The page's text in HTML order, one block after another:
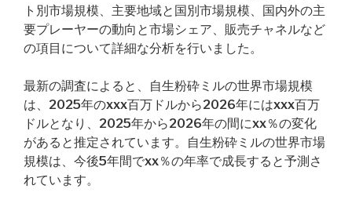
ト別市場規模、主要地域と国別市場規模、国内外の主
要プレーヤーの動向と市場シェア、販売チャネルなど
の項目について詳細な分析を行いました。
最新の調査によると、自生粉砕ミルの世界市場規模
は、2025年のxxx百万ドルから2026年にはxxx百万
ドルとなり、2025年から2026年の間にxx％の変化
があると推定されています。自生粉砕ミルの世界市場
規模は、今後5年間でxx％の年率で成長すると予測さ
れています。